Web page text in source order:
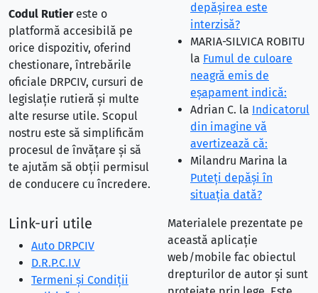
Codul Rutiereste o
platformă accesibilă pe
orice dispozitiv, oferind
chestionare, întrebările
oficiale DRPCIV, cursuri de
legislație rutieră și multe
alte resurse utile. Scopul
nostru este să simplificăm
procesul de învățare și să
te ajutăm să obții permisul
de conducere cu încredere.
depăşirea este
interzisă?
MARIA-SILVICA ROBITU
la Fumul de culoare
neagră emis de
eşapament indică:
Adrian C. la Indicatorul
din imagine vă
avertizează că:
Milandru Marina la
Puteţi depăşi în
situaţia dată?
Link-uri utile
Auto DRPCIV
D.R.P.C.I.V
Termeni și Condiții
Materialele prezentate pe
această aplicație
web/mobile fac obiectul
drepturilor de autor și sunt